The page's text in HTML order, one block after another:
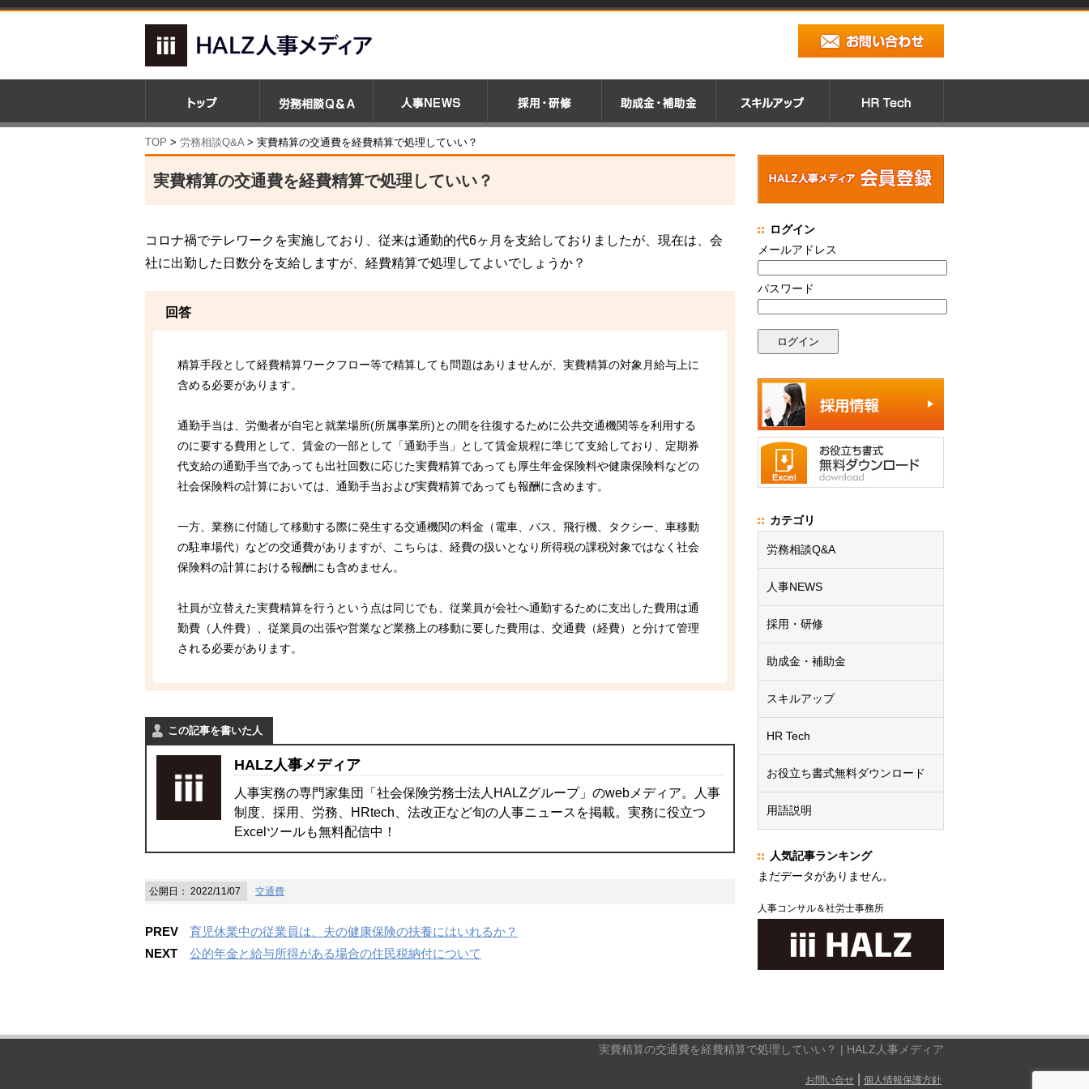
TOP > 労務相談Q&A> 実費精算の交通費を経費精算で処理していい？
実費精算の交通費を経費精算で処理していい？
コロナ禍でテレワークを実施しており、従来は通勤的代6ヶ月を支給しておりましたが、現在は、会
社に出勤した日数分を支給しますが、経費精算で処理してよいでしょうか？
回答
精算手段として経費精算ワークフロー等で精算しても問題はありませんが、実費精算の対象月給与上に
含める必要があります。
通勤手当は、労働者が自宅と就業場所(所属事業所)との間を往復するために公共交通機関等を利用する
のに要する費用として、賃金の一部として「通勤手当」として賃金規程に準じて支給しており、定期券
代支給の通勤手当であっても出社回数に応じた実費精算であっても厚生年金保険料や健康保険料などの
社会保険料の計算においては、通勤手当および実費精算であっても報酬に含めます。
一方、業務に付随して移動する際に発生する交通機関の料金（電車、バス、飛行機、タクシー、車移動
の駐車場代）などの交通費がありますが、こちらは、経費の扱いとなり所得税の課税対象ではなく社会
保険料の計算における報酬にも含めません。
社員が立替えた実費精算を行うという点は同じでも、従業員が会社へ通勤するために支出した費用は通
勤費（人件費）、従業員の出張や営業など業務上の移動に要した費用は、交通費（経費）と分けて管理
される必要があります。
この記事を書いた人
HALZ人事メディア
人事実務の専門家集団「社会保険労務士法人HALZグループ」のwebメディア。人事
制度、採用、労務、HRtech、法改正など旬の人事ニュースを掲載。実務に役立つ
Excelツールも無料配信中！
公開日： 2022/11/07 交通費
PREV
育児休業中の従業員は、夫の健康保険の扶養にはいれるか？
NEXT
公的年金と給与所得がある場合の住民税納付について
ログイン
メールアドレス
パスワード
カテゴリ
労務相談Q&A
人事NEWS
採用・研修
助成金・補助金
スキルアップ
HR Tech
お役立ち書式無料ダウンロード
用語説明
人気記事ランキング
まだデータがありません。
人事コンサル＆社労士事務所
実費精算の交通費を経費精算で処理していい？ | HALZ人事メディア
お問い合せ 個人情報保護方針